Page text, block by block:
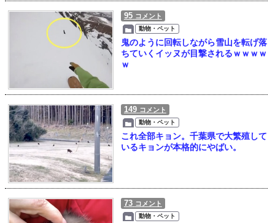
95 コメント
動物・ペット
鬼のように回転しながら雪山を転げ落
ちていくイッヌが目撃されるｗｗｗｗ
ｗ
149 コメント
動物・ペット
これ全部キョン。千葉県で大繁殖して
いるキョンが本格的にやばい。
73 コメント
動物・ペット